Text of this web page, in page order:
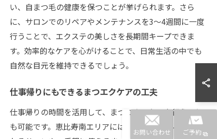
い、自まつ毛の健康を保つことが挙げられます。さら
に、サロンでのリペアやメンテナンスを3〜4週間に一度
行うことで、エクステの美しさを長期間キープできま
す。効率的なケアを心がけることで、日常生活の中でも
自然な目元を維持できるでしょう。
仕事帰りにもできるまつエクケアの工夫
仕事帰りの時間を活用して、まつエクのケアを行うこと
も可能です。恵比寿南エリアには、仕事終わりに立ち寄
お問い合わせ ご予約